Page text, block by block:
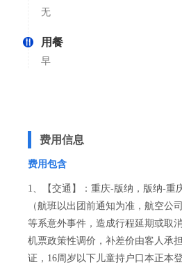
无
用餐
早
费用信息
费用包含
1、【交通】：重庆-版纳，版纳-重
（航班以出团前通知为准，航空公
等系意外事件，造成行程延期或取
机票政策性调价，补差价由客人承
证，16周岁以下儿童持户口本正本